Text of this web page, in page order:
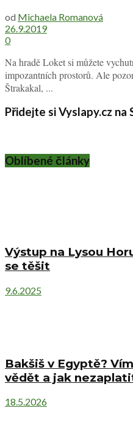
od Michaela Romanová
26.9.2019
0
Na hradě Loket si můžete
impozantních prostorů. Ale
Štrakakal, ...
Přidejte si Vyslapy.cz na
Oblíbené články
Výstup na Lysou
se těšit
9.6.2025
Bakšiš v Egyptě?
vědět a jak
18.5.2026